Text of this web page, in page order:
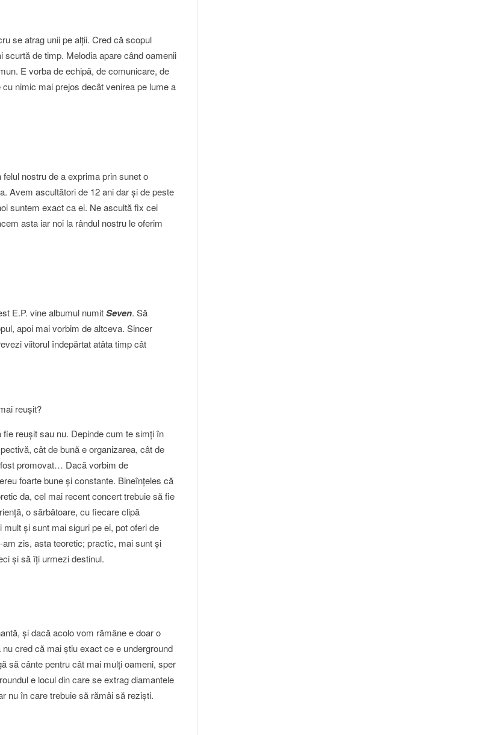
se atrag unii pe alţii. Cred că scopul
de timp. Melodia apare când oamenii
E vorba de echipă, de comunicare, de
nimic mai prejos decât venirea pe lume a
nostru de a exprima prin sunet o
Avem ascultători de 12 ani dar şi de peste
suntem exact ca ei. Ne ascultă fix cei
asta iar noi la rândul nostru le oferim
E.P. vine albumul numitSeven. Să
apoi mai vorbim de altceva. Sincer
viitorul îndepărtat atâta timp cât
reuşit?
reuşit sau nu. Depinde cum te simţi în
cât de bună e organizarea, cât de
promovat… Dacă vorbim de
foarte bune şi constante. Bineînţeles că
da, cel mai recent concert trebuie să fie
o sărbătoare, cu fiecare clipă
şi sunt mai siguri pe ei, pot oferi de
zis, asta teoretic; practic, mai sunt şi
şi să îţi urmezi destinul.
şi dacă acolo vom rămâne e doar o
cred că mai ştiu exact ce e underground
să cânte pentru cât mai mulţi oameni, sper
e locul din care se extrag diamantele
nu în care trebuie să rămâi să rezişti.